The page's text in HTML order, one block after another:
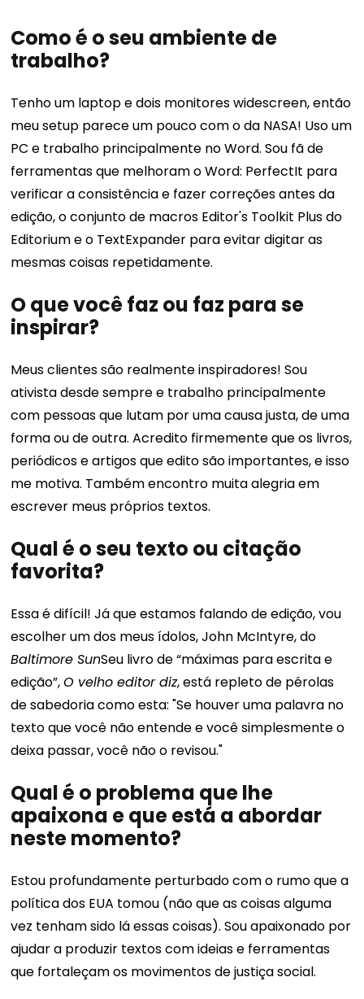
Como é o seu ambiente de
trabalho?
Tenho um laptop e dois monitores widescreen, então
meu setup parece um pouco com o da NASA! Uso um
PC e trabalho principalmente no Word. Sou fã de
ferramentas que melhoram o Word: PerfectIt para
verificar a consistência e fazer correções antes da
edição, o conjunto de macros Editor's Toolkit Plus do
Editorium e o TextExpander para evitar digitar as
mesmas coisas repetidamente.
O que você faz ou faz para se
inspirar?
Meus clientes são realmente inspiradores! Sou
ativista desde sempre e trabalho principalmente
com pessoas que lutam por uma causa justa, de uma
forma ou de outra. Acredito firmemente que os livros,
periódicos e artigos que edito são importantes, e isso
me motiva. Também encontro muita alegria em
escrever meus próprios textos.
Qual é o seu texto ou citação
favorita?
Essa é difícil! Já que estamos falando de edição, vou
escolher um dos meus ídolos, John McIntyre, do
Baltimore SunSeu livro de “máximas para escrita e
edição”,O velho editor diz, está repleto de pérolas
de sabedoria como esta: "Se houver uma palavra no
texto que você não entende e você simplesmente o
deixa passar, você não o revisou."
Qual é o problema que lhe
apaixona e que está a abordar
neste momento?
Estou profundamente perturbado com o rumo que a
política dos EUA tomou (não que as coisas alguma
vez tenham sido lá essas coisas). Sou apaixonado por
ajudar a produzir textos com ideias e ferramentas
que fortaleçam os movimentos de justiça social.